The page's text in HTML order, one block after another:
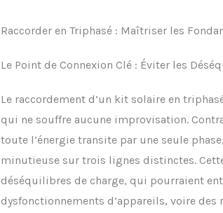
Raccorder en Triphasé : Maîtriser les
Le Point de Connexion Clé : Éviter les
Le raccordement d’un kit solaire en
qui ne souffre aucune improvisation.
toute l’énergie transite par une seule
minutieuse sur trois lignes distinctes.
déséquilibres de charge, qui pourraient
dysfonctionnements d’appareils, voire